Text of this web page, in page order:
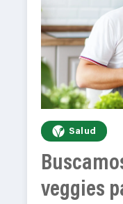
Salud
veggies